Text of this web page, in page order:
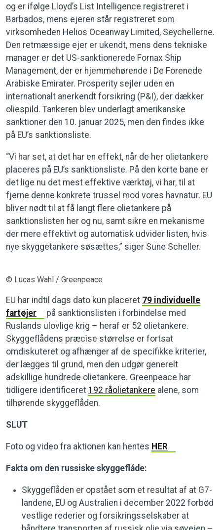
og er ifølge Lloyd’s List Intelligence registreret i
Barbados, mens ejeren står registreret som
virksomheden Helios Oceanway Limited, Seychellerne.
Den retmæssige ejer er ukendt, mens dens tekniske
manager er det US-sanktionerede Fornax Ship
Management, der er hjemmehørende i De Forenede
Arabiske Emirater. Prosperity sejler uden en
internationalt anerkendt forsikring (P&I), der dækker
oliespild. Tankeren blev underlagt amerikanske
sanktioner den 10. januar 2025, men den findes ikke
på EU’s sanktionsliste.
“Vi har set, at det har en effekt, når de her olietankere
placeres på EU’s sanktionsliste. På den korte bane er
det lige nu det mest effektive værktøj, vi har, til at
fjerne denne konkrete trussel mod vores havnatur. EU
bliver nødt til at få langt flere olietankere på
sanktionslisten her og nu, samt sikre en mekanisme
der mere effektivt og automatisk udvider listen, hvis
nye skyggetankere søsættes,” siger Sune Scheller.
© Lucas Wahl / Greenpeace
EU har indtil dags dato kun placeret 79 individuelle
fartøjer
på sanktionslisten i forbindelse med
Ruslands ulovlige krig – heraf er 52 olietankere.
Skyggeflådens præcise størrelse er fortsat
omdiskuteret og afhænger af de specifikke kriterier,
der lægges til grund, men den udgør generelt
adskillige hundrede olietankere. Greenpeace har
tidligere identificeret 192 råolietankere alene, som
tilhørende skyggeflåden.
SLUT
Foto og video fra aktionen kan hentes HER
Fakta om den russiske skyggeflåde:
Skyggeflåden er opstået som et resultat af at G7-
landene, EU og Australien i december 2022 forbød
vestlige rederier og forsikringsselskaber at